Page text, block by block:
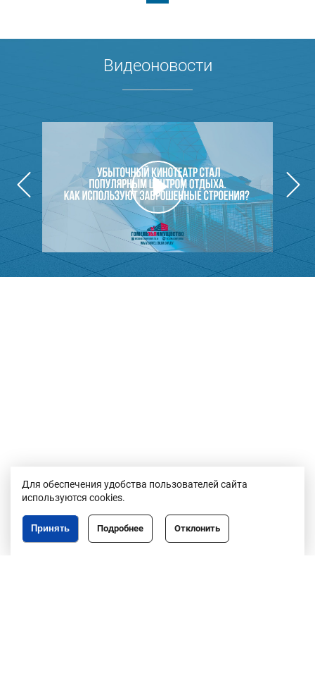
Видеоновости
Для обеспечения удобства пользователей сайта
используются cookies.
Отклонить
Подробнее
Принять